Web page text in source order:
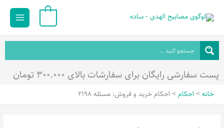
محتوا
Main
پست سفارشی رایگان برای سفارشات بالای ۳۰۰.۰۰۰ تومان
خانه احکام احکام خريد و فروش: مسئله 2198